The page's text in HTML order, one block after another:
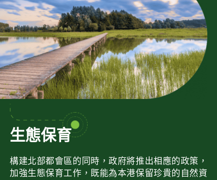
生態保育
構建北部都會區的同時，政府將推出相應的政策，
加強生態保育工作，既能為本港保留珍貴的自然資